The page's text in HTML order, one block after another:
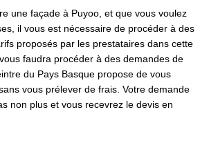
une façade à Puyoo, et que vous voulez
il vous est nécessaire de procéder à des
proposés par les prestataires dans cette
faudra procéder à des demandes de
du Pays Basque propose de vous
vous prélever de frais. Votre demande
non plus et vous recevrez le devis en